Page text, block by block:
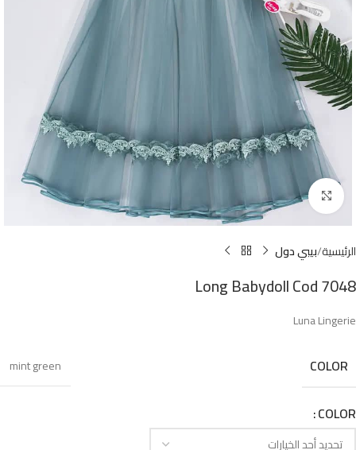
Click to enlarge
الرئيسية بيبي دول
Long Babydoll Cod 7048
Luna Lingerie
COLOR
mint green
COLOR